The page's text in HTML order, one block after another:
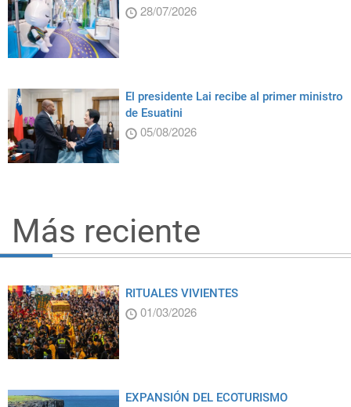
28/07/2026
El presidente Lai recibe al primer ministro
de Esuatini
05/08/2026
Más reciente
RITUALES VIVIENTES
01/03/2026
EXPANSIÓN DEL ECOTURISMO